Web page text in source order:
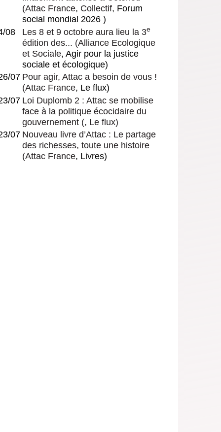
et ses perspectives
gouvernementales
(Attac France, Collectif, Forum
social mondial 2026 )
08
Les 8 et 9 octobre aura lieu la 3e
édition des... (Alliance Ecologique
et Sociale, Agir pour la justice
sociale et écologique)
07 Pour agir, Attac a besoin de vous !
(Attac France, Le flux)
07 Loi Duplomb 2 : Attac se mobilise
face à la politique écocidaire du
gouvernement (, Le flux)
07 Nouveau livre d’Attac : Le partage
des richesses, toute une histoire
(Attac France, Livres)